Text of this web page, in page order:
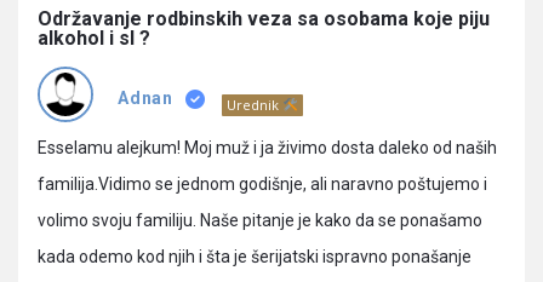
Latest
Pitanja
Održavanje rodbinskih veza sa osobama koje piju
alkohol i sl ?
Adnan Urednik
Esselamu alejkum! Moj muž i ja živimo dosta daleko od naših
familija.Vidimo se jednom godišnje, ali naravno poštujemo i
volimo svoju familiju. Naše pitanje je kako da se ponašamo
kada odemo kod njih i šta je šerijatski ispravno ponašanje